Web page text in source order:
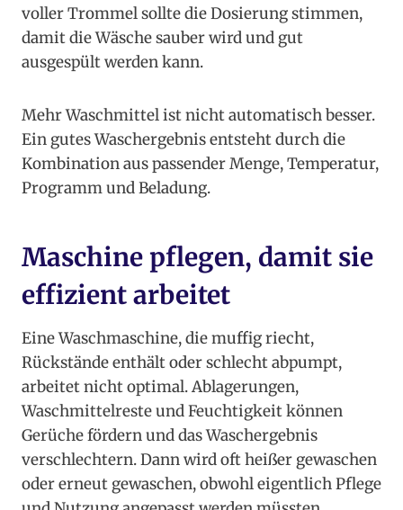
voller Trommel sollte die Dosierung stimmen,
damit die Wäsche sauber wird und gut
ausgespült werden kann.
Mehr Waschmittel ist nicht automatisch besser.
Ein gutes Waschergebnis entsteht durch die
Kombination aus passender Menge, Temperatur,
Programm und Beladung.
Maschine pflegen, damit sie
effizient arbeitet
Eine Waschmaschine, die muffig riecht,
Rückstände enthält oder schlecht abpumpt,
arbeitet nicht optimal. Ablagerungen,
Waschmittelreste und Feuchtigkeit können
Gerüche fördern und das Waschergebnis
verschlechtern. Dann wird oft heißer gewaschen
oder erneut gewaschen, obwohl eigentlich Pflege